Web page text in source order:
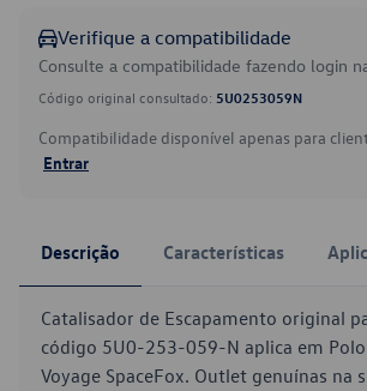
Verifique a compatibilidade
Consulte a compatibilidade fazendo login
Código original consultado: 5U0253059N
Compatibilidade disponível apenas para
Entrar
Descrição Características
Catalisador de Escapamento original
código 5U0-253-059-N aplica em
Voyage SpaceFox. Outlet genuínas na